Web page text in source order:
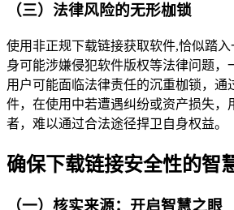
（三）法律风险的无形枷锁
使用非正规下载链接获取软件,恰似踏
身可能涉嫌侵犯软件版权等法律问题，
用户可能面临法律责任的沉重枷锁，通
件，在使用中若遭遇纠纷或资产损失，
者，难以通过合法途径捍卫自身权益。
确保下载链接安全性的智
（一）核实来源：开启智慧之眼